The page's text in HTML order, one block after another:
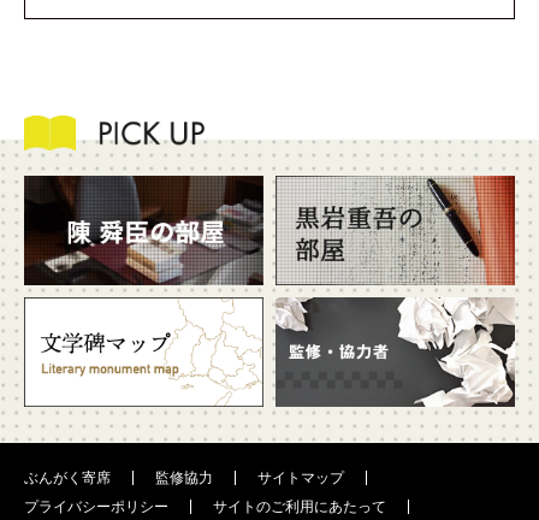
ぶんがく寄席 監修協力
サイトマップ
プライバシーポリシー
サイトのご利用にあたって